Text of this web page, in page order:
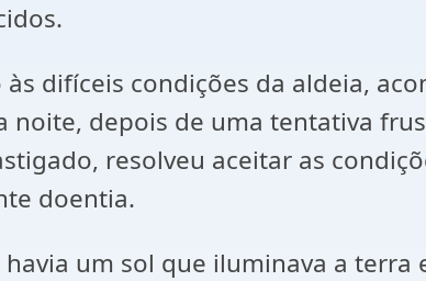
difíceis condições da aldeia,
depois de uma tentativa
resolveu aceitar as
doentia.
um sol que iluminava a terra